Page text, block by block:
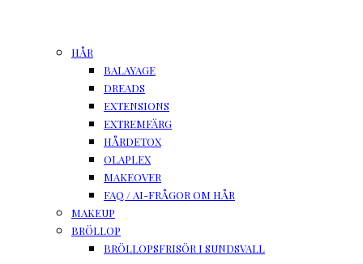
HÅR
BALAYAGE
DREADS
EXTENSIONS
EXTREMFÄRG
HÅRDETOX
OLAPLEX
MAKEOVER
FAQ / AI-FRÅGOR OM HÅR
MAKEUP
BRÖLLOP
BRÖLLOPSFRISÖR I SUNDSVALL